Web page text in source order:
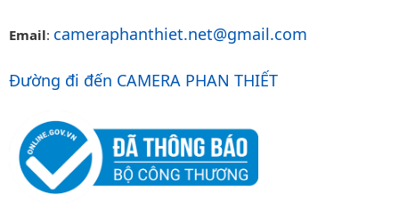
Email: cameraphanthiet.net@gmail.com
Đường đi đến CAMERA PHAN THIẾT